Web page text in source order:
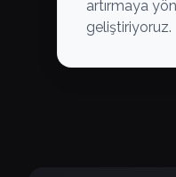
artırmaya
geliştiriyoruz.